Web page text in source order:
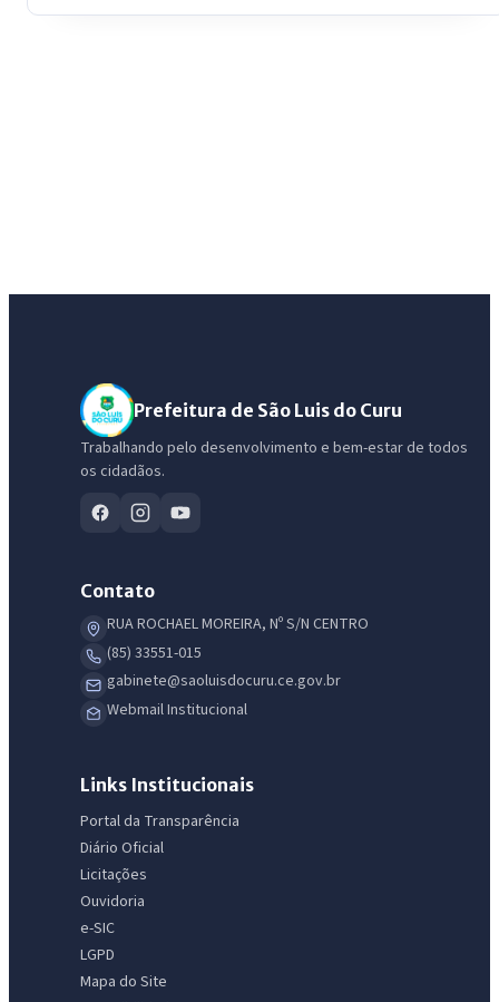
Prefeitura de São Luis do Curu
Trabalhando pelo desenvolvimento e bem-estar de todos
os cidadãos.
Contato
RUA ROCHAEL MOREIRA, Nº S/N CENTRO
(85) 33551-015
gabinete@saoluisdocuru.ce.gov.br
Webmail Institucional
Links Institucionais
Portal da Transparência
Diário Oficial
Licitações
Ouvidoria
e-SIC
LGPD
Mapa do Site
IntGest AI